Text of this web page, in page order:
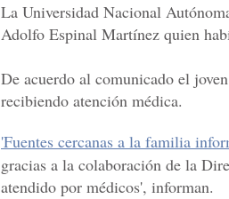
La Universidad Nacional
Adolfo Espinal Martínez quien
De acuerdo al comunicado el
recibiendo atención médica.
'Fuentes cercanas a la familia
gracias a la colaboración de la
atendido por médicos', informan.